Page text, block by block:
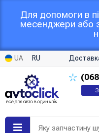
Для допомоги в
месенджери або
UA RU
Яку запчастину